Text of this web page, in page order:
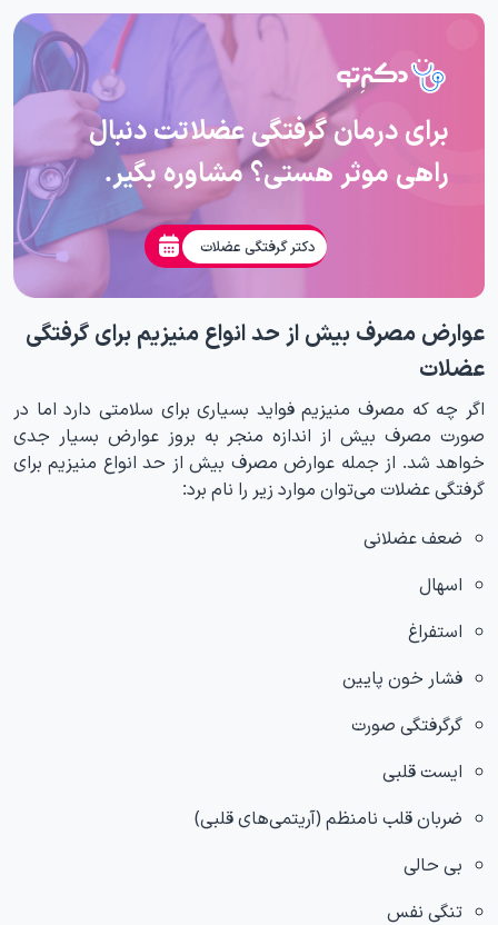
برای درمان گرفتگی عضلاتت دنبال
راهی موثر هستی؟ مشاوره بگیر.
دکتر گرفتگی عضلات
عوارض مصرف بیش از حد انواع منیزیم برای گرفتگی
عضلات
اگر چه که مصرف منیزیم فواید بسیاری برای سلامتی دارد اما در
صورت مصرف بیش از اندازه منجر به بروز عوارض بسیار جدی
خواهد شد. از جمله عوارض مصرف بیش از حد انواع منیزیم برای
گرفتگی عضلات می‌توان موارد زیر را نام برد:
ضعف عضلانی
اسهال
استفراغ
فشار خون پایین
گرگرفتگی صورت
ایست قلبی
ضربان قلب نامنظم (آریتمی‌های قلبی)
بی حالی
تنگی نفس